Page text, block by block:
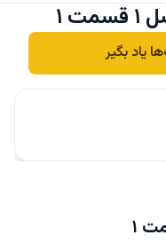
۱
یاد بگیر